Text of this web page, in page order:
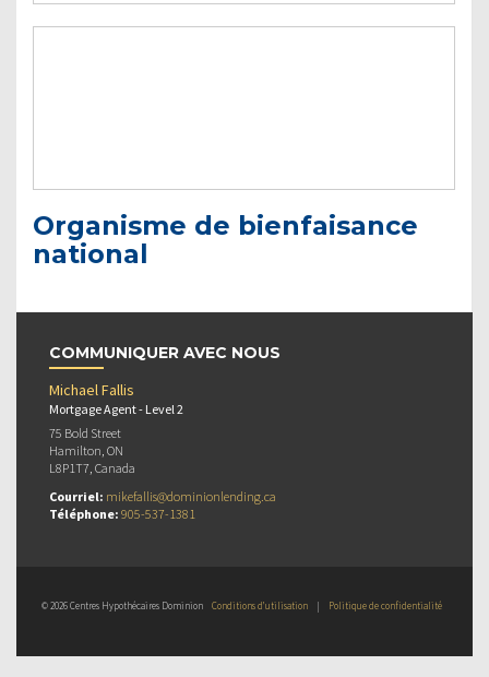
Organisme de bienfaisance
national
COMMUNIQUER AVEC NOUS
Michael Fallis
Mortgage Agent - Level 2
75 Bold Street
Hamilton, ON
L8P1T7, Canada
Courriel: mikefallis@dominionlending.ca
Téléphone: 905-537-1381
© 2026 Centres Hypothécaires Dominion Conditions d’utilisation | Politique de confidentialité